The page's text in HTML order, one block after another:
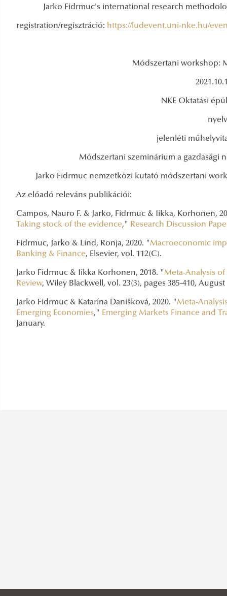
Jarko Fidrmuc's international research
registration/regisztráció: https://ludevent.uni-nke.hu/
Módszertani workshop:
NKE Oktatási
jelenléti
Módszertani szeminárium a gazdasági
Jarko Fidrmuc nemzetközi kutató módszertani
Az előadó releváns publikációi:
Campos, Nauro F. & Jarko, Fidrmuc & Iikka, Korhonen,
Taking stock of the evidence," Research Discussion
Fidrmuc, Jarko & Lind, Ronja, 2020. "Macroeconomic
Banking & Finance, Elsevier, vol. 112(C).
Jarko Fidrmuc & Iikka Korhonen, 2018. "Meta‐Analysis
Review, Wiley Blackwell, vol. 23(3), pages 385-410, August
Jarko Fidrmuc & Katarína Danišková, 2020. "Meta-
Emerging Economies," Emerging Markets Finance and
January.